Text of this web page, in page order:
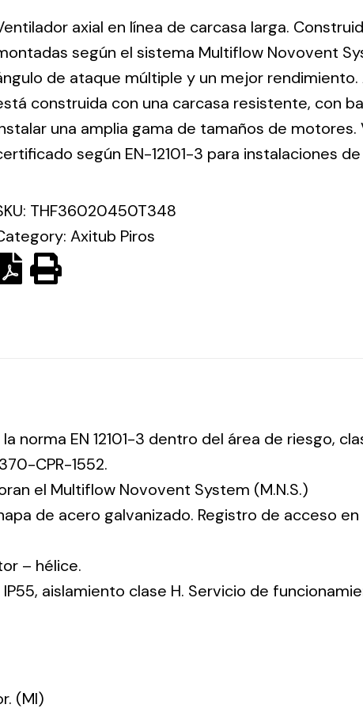
Ventilation
The
incorporation of
Novovent into
offer of
ventilation
products for
different uses
Solar lighting
solutions for all
axial en línea de carcasa larga.
según el sistema Multiflow Novovent
de ataque múltiple y un mejor rendimiento.
construida con una carcasa resistente, con
una amplia gama de tamaños de motores.
según EN-12101-3 para instalaciones
THF36020450T348
Axitub Piros
norma EN 12101-3 dentro del área de riesgo,
CPR-1552.
el Multiflow Novovent System (M.N.S.)
de acero galvanizado. Registro de acceso
– hélice.
aislamiento clase H. Servicio de
(MI)